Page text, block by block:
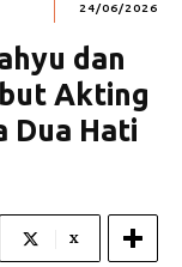
24/06/2026
dan
Akting
Dua Hati
X